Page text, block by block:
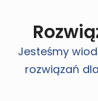
Jesteśmy
rozwiązań